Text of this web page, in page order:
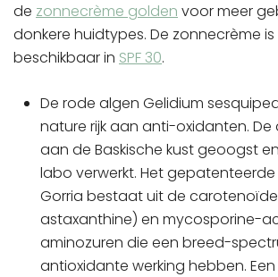
de zonnecrème golden voor meer
donkere huidtypes. De zonnecrème
beschikbaar in SPF 30.
De rode algen Gelidium
nature rijk aan anti-oxidanten.
aan de Baskische kust geoogst
labo verwerkt. Het
Gorria bestaat uit de
astaxanthine) en mycosporine-
aminozuren die een breed-
antioxidante werking hebben.